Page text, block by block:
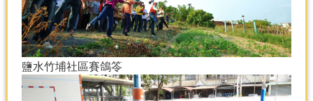
鹽水竹埔社區賽鴿笭